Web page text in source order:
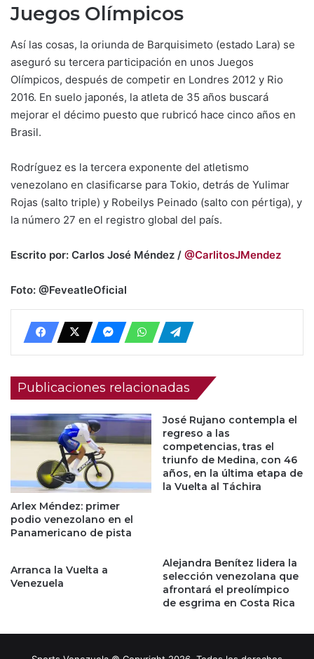
Juegos Olímpicos
Así las cosas, la oriunda de Barquisimeto (estado Lara) se
aseguró su tercera participación en unos Juegos
Olímpicos, después de competir en Londres 2012 y Rio
2016. En suelo japonés, la atleta de 35 años buscará
mejorar el décimo puesto que rubricó hace cinco años en
Brasil.
Rodríguez es la tercera exponente del atletismo
venezolano en clasificarse para Tokio, detrás de Yulimar
Rojas (salto triple) y Robeilys Peinado (salto con pértiga), y
la número 27 en el registro global del país.
Escrito por: Carlos José Méndez / @CarlitosJMendez
Foto: @FeveatleOficial
Publicaciones relacionadas
Arlex Méndez: primer
podio venezolano en el
Panamericano de pista
José Rujano contempla el
regreso a las
competencias, tras el
triunfo de Medina, con 46
años, en la última etapa de
la Vuelta al Táchira
Arranca la Vuelta a
Venezuela
Alejandra Benítez lidera la
selección venezolana que
afrontará el preolímpico
de esgrima en Costa Rica